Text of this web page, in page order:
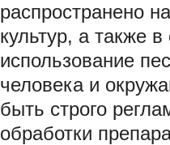
распространено
культур, а также
использование
человека и
быть строго
обработки